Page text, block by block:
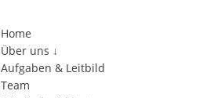
Home
Über uns ↓
Aufgaben & Leitbild
Team